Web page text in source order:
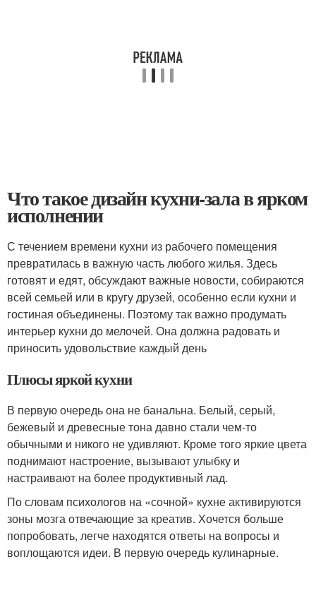
Что такое дизайн кухни-зала в ярком
исполнении
С течением времени кухни из рабочего помещения
превратилась в важную часть любого жилья. Здесь
готовят и едят, обсуждают важные новости, собираются
всей семьей или в кругу друзей, особенно если кухни и
гостиная объединены. Поэтому так важно продумать
интерьер кухни до мелочей. Она должна радовать и
приносить удовольствие каждый день
Плюсы яркой кухни
В первую очередь она не банальна. Белый, серый,
бежевый и древесные тона давно стали чем-то
обычными и никого не удивляют. Кроме того яркие цвета
поднимают настроение, вызывают улыбку и
настраивают на более продуктивный лад.
По словам психологов на «сочной» кухне активируются
зоны мозга отвечающие за креатив. Хочется больше
попробовать, легче находятся ответы на вопросы и
воплощаются идеи. В первую очередь кулинарные.